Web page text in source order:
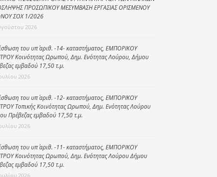
“Βοήθεια στο σπίτι”
Κέντρο Ημερήσιας
Ηλικιωμένων
(Κ.Η.Φ.Η.) Πρέβεζας
ΠΡΟΣΩΠΙΚΟΥ ΜΕΣΥΜΒΑΣΗ ΕΡΓΑΣΙΑΣ ΟΡΙΣΜΕΝΟΥ
ΣΟΧ 1/2026
2026
του υπ΄ αριθ. -14- καταστήματος, ΕΜΠΟΡΙΚΟΥ
Κοινότητας Ωρωπού, Δημ. Ενότητας Λούρου, Δήμου
εμβαδού 17,50 τ.μ.
2026
του υπ΄ αριθ. -12- καταστήματος, ΕΜΠΟΡΙΚΟΥ
Τοπικής Κοινότητας Ωρωπού, Δημ. Ενότητας Λούρου
Πρέβεζας εμβαδού 17,50 τ.μ.
2026
του υπ΄ αριθ. -11- καταστήματος, ΕΜΠΟΡΙΚΟΥ
Κοινότητας Ωρωπού, Δημ. Ενότητας Λούρου Δήμου
εμβαδού 17,50 τ.μ.
2026